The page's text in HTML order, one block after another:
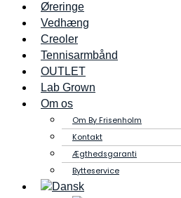
Øreringe
Vedhæng
Creoler
Tennisarmbånd
OUTLET
Lab Grown
Om os
Om By Frisenholm
Kontakt
Ægthedsgaranti
Bytteservice